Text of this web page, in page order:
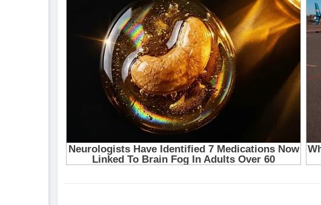
Cho Tâm Hồn Cõi Này
Cho Đau Khổ Được Tan Đi
Cho Đau Thương Được Tan Biến
Lời Cầu Nguyện Vẫn mãi Tiếp Tục
Xin Được Nguyện Cầu Cho Đến Ngàn Năm
Lời Cầu Nguyện Vẫn mãi Tiếp Tục ,,, Tiếp Tục
Nguyện Cầu Xin Mãi Nguyện Cầu ,,, Nguyện Cầu
Lời Cầu Nguyện Vẫn Mãi Tiếp Tục ,,, Tiếp Tục
Xin Được Nguyện Cầu Cho Đến Ngàn Năm
Lời Cầu Nguyện Vẫn Mãi Tiếp Tục